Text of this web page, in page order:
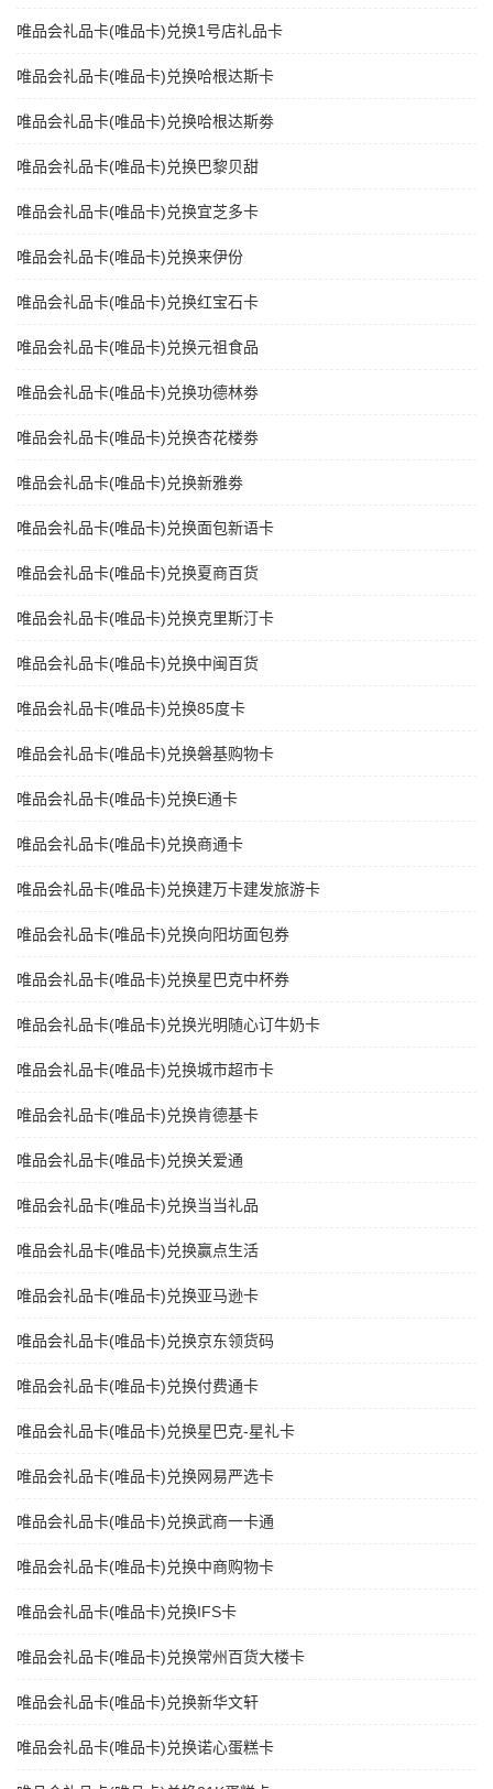
唯品会礼品卡(唯品卡)兑换1号店礼品卡
唯品会礼品卡(唯品卡)兑换哈根达斯卡
唯品会礼品卡(唯品卡)兑换哈根达斯劵
唯品会礼品卡(唯品卡)兑换巴黎贝甜
唯品会礼品卡(唯品卡)兑换宜芝多卡
唯品会礼品卡(唯品卡)兑换来伊份
唯品会礼品卡(唯品卡)兑换红宝石卡
唯品会礼品卡(唯品卡)兑换元祖食品
唯品会礼品卡(唯品卡)兑换功德林劵
唯品会礼品卡(唯品卡)兑换杏花楼劵
唯品会礼品卡(唯品卡)兑换新雅劵
唯品会礼品卡(唯品卡)兑换面包新语卡
唯品会礼品卡(唯品卡)兑换夏商百货
唯品会礼品卡(唯品卡)兑换克里斯汀卡
唯品会礼品卡(唯品卡)兑换中闽百货
唯品会礼品卡(唯品卡)兑换85度卡
唯品会礼品卡(唯品卡)兑换磐基购物卡
唯品会礼品卡(唯品卡)兑换E通卡
唯品会礼品卡(唯品卡)兑换商通卡
唯品会礼品卡(唯品卡)兑换建万卡建发旅游卡
唯品会礼品卡(唯品卡)兑换向阳坊面包券
唯品会礼品卡(唯品卡)兑换星巴克中杯券
唯品会礼品卡(唯品卡)兑换光明随心订牛奶卡
唯品会礼品卡(唯品卡)兑换城市超市卡
唯品会礼品卡(唯品卡)兑换肯德基卡
唯品会礼品卡(唯品卡)兑换关爱通
唯品会礼品卡(唯品卡)兑换当当礼品
唯品会礼品卡(唯品卡)兑换赢点生活
唯品会礼品卡(唯品卡)兑换亚马逊卡
唯品会礼品卡(唯品卡)兑换京东领货码
唯品会礼品卡(唯品卡)兑换付费通卡
唯品会礼品卡(唯品卡)兑换星巴克-星礼卡
唯品会礼品卡(唯品卡)兑换网易严选卡
唯品会礼品卡(唯品卡)兑换武商一卡通
唯品会礼品卡(唯品卡)兑换中商购物卡
唯品会礼品卡(唯品卡)兑换IFS卡
唯品会礼品卡(唯品卡)兑换常州百货大楼卡
唯品会礼品卡(唯品卡)兑换新华文轩
唯品会礼品卡(唯品卡)兑换诺心蛋糕卡